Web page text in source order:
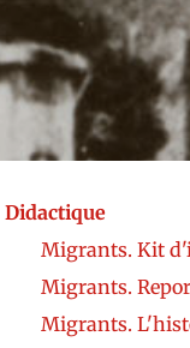
Didactique
Migrants. Kit
Migrants.
Migrants.